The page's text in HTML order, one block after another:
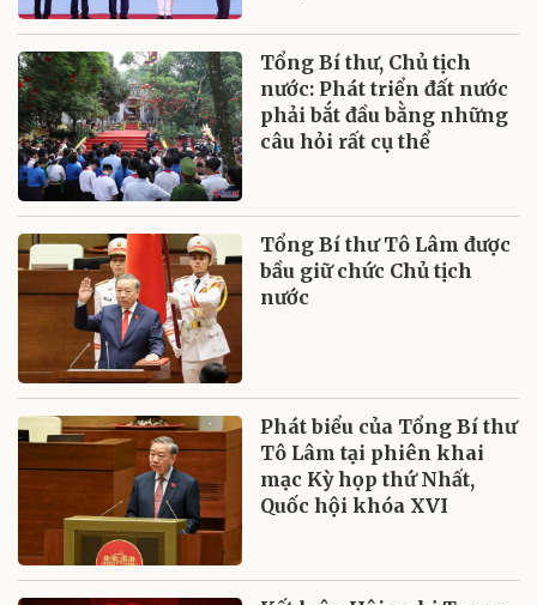
Tổng Bí thư, Chủ tịch
nước: Phát triển đất nước
phải bắt đầu bằng những
câu hỏi rất cụ thể
Tổng Bí thư Tô Lâm được
bầu giữ chức Chủ tịch
nước
Phát biểu của Tổng Bí thư
Tô Lâm tại phiên khai
mạc Kỳ họp thứ Nhất,
Quốc hội khóa XVI